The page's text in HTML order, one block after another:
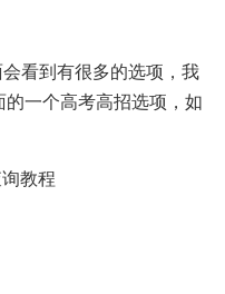
看到有很多的选项，我
一个高考高招选项，如